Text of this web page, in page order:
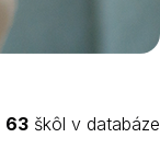
63 škôl v databáze